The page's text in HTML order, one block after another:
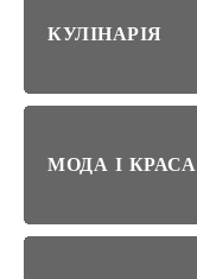
КУЛІНАРІЯ
МОДА І КРАСА